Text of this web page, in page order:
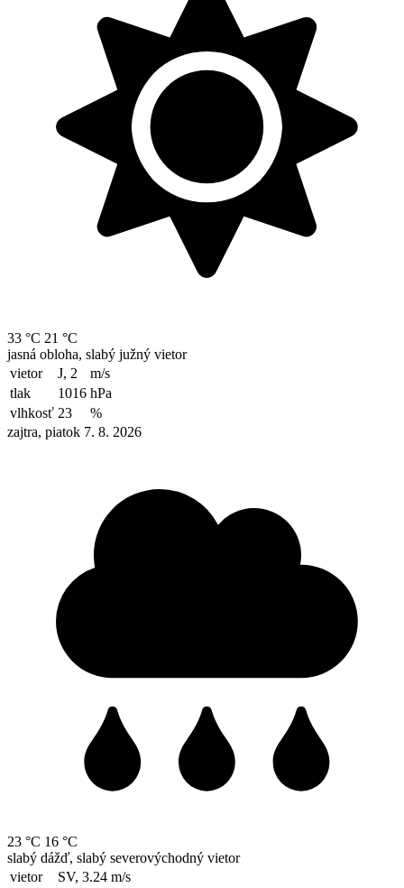
33 °C 21 °C
jasná obloha, slabý južný vietor
vietor
J, 2
m/s
tlak
1016 hPa
vlhkosť 23
%
zajtra, piatok 7. 8. 2026
23 °C 16 °C
slabý dážď, slabý severovýchodný vietor
vietor
SV, 3.24 m/s